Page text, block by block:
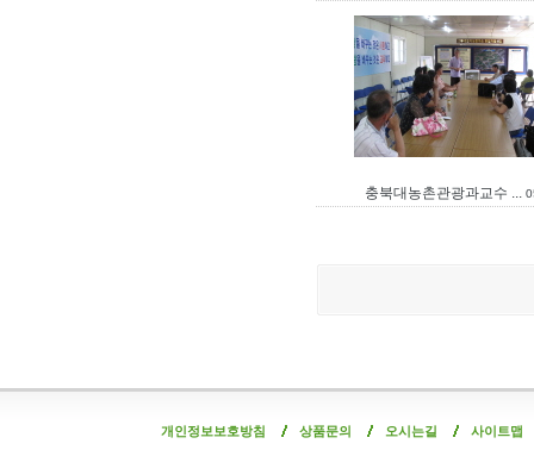
충북대농촌관광과교수 ...
개인정보보호방침 상품문의 오시는길 사이트맵